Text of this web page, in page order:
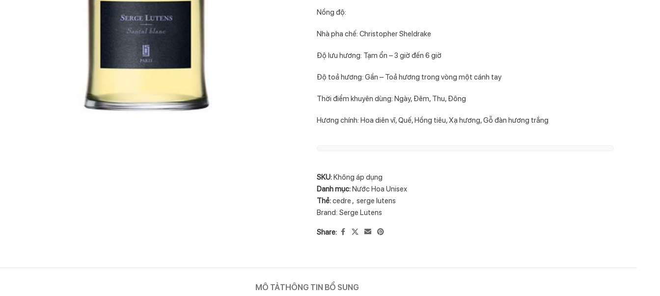
Nồng độ:
Nhà pha chế: Christopher Sheldrake
Độ lưu hương: Tạm ổn – 3 giờ đến 6 giờ
Độ toả hương: Gần – Toả hương trong vòng một cánh tay
Thời điểm khuyên dùng: Ngày, Đêm, Thu, Đông
Hương chính: Hoa diên vĩ, Quế, Hồng tiêu, Xạ hương, Gỗ đàn hương trắng
SKU:Không áp dụng
Danh mục:Nước Hoa Unisex
Thẻ:cedre , serge lutens
Brand: Serge Lutens
Share:
MÔ TẢTHÔNG TIN BỔ SUNG